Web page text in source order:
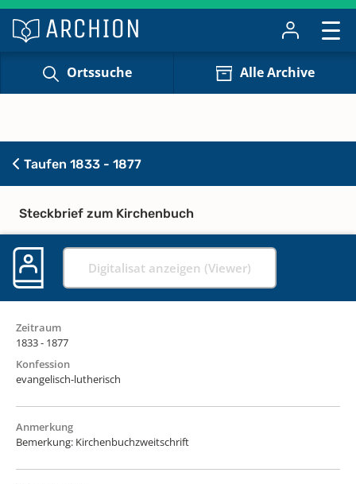
Ortssuche Alle Archive
Taufen 1833 - 1877
Steckbrief zum Kirchenbuch
Digitalisat anzeigen (Viewer)
Zeitraum
1833 - 1877
Konfession
evangelisch-lutherisch
Anmerkung
Bemerkung: Kirchenbuchzweitschrift